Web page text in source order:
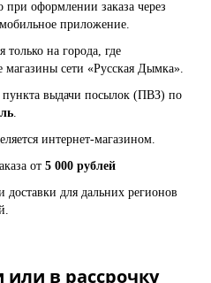
при оформлении заказа через
приложение.
только на города, где
магазины сети «Русская Дымка».
пункта выдачи посылок (ПВЗ) по
интернет-магазином.
от 5 000 рублей
доставки для дальних регионов
в рассрочку